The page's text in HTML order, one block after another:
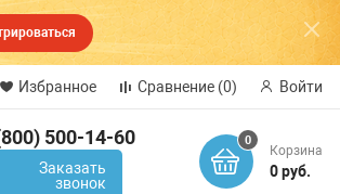
Избранное Сравнение (0) Войти
500-14-60
Заказать
звонок
0
Корзина
0 руб.